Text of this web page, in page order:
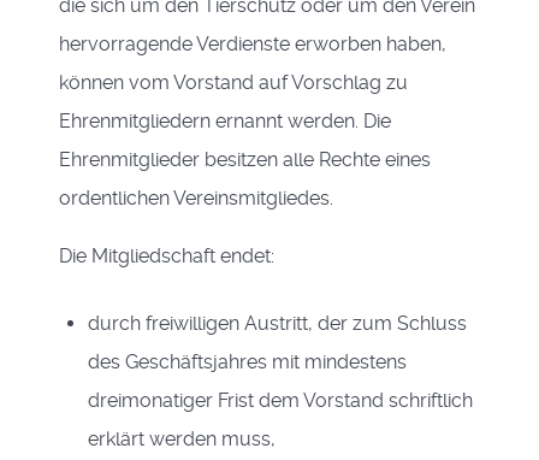
die sich um den Tierschutz oder um den Verein
hervorragende Verdienste erworben haben,
können vom Vorstand auf Vorschlag zu
Ehrenmitgliedern ernannt werden. Die
Ehrenmitglieder besitzen alle Rechte eines
ordentlichen Vereinsmitgliedes.
Die Mitgliedschaft endet:
durch freiwilligen Austritt, der zum Schluss
des Geschäftsjahres mit mindestens
dreimonatiger Frist dem Vorstand schriftlich
erklärt werden muss,